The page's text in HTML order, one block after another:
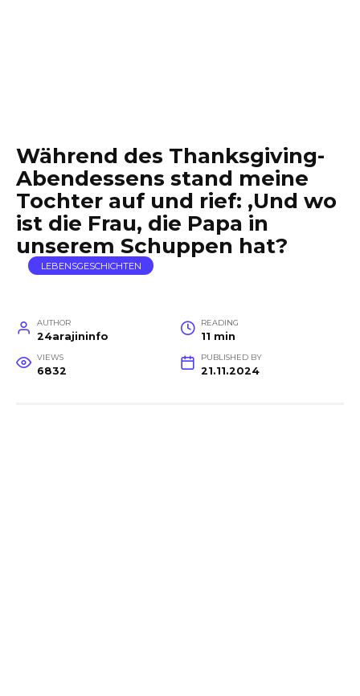
Während des Thanksgiving-
Abendessens stand meine
Tochter auf und rief: ‚Und wo
ist die Frau, die Papa in
unserem Schuppen hat?
LEBENSGESCHICHTEN
AUTHOR
24arajininfo
READING
11 min
VIEWS
6832
PUBLISHED BY
21.11.2024